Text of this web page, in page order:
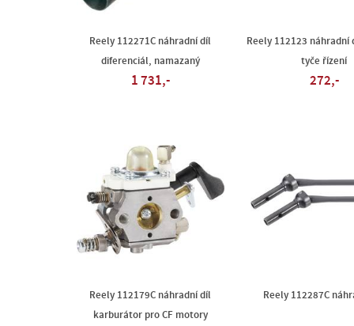
Reely 112271C náhradní díl
diferenciál, namazaný
1 731,-
Reely 112123 náhradní
tyče řízení
272,-
Reely 112179C náhradní díl
karburátor pro CF motory
Reely 112287C